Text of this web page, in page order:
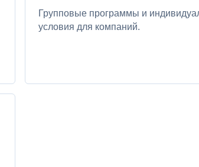
Групповые программы и
условия для компаний.